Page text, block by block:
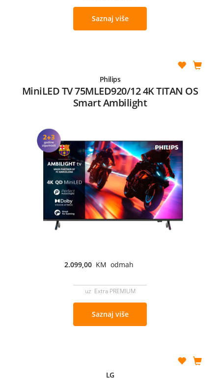
Saznaj više
Philips
MiniLED TV 75MLED920/12 4K TITAN OS
Smart Ambilight
2.099,00 KM odmah
uz Extra PREMIUM
Saznaj više
LG